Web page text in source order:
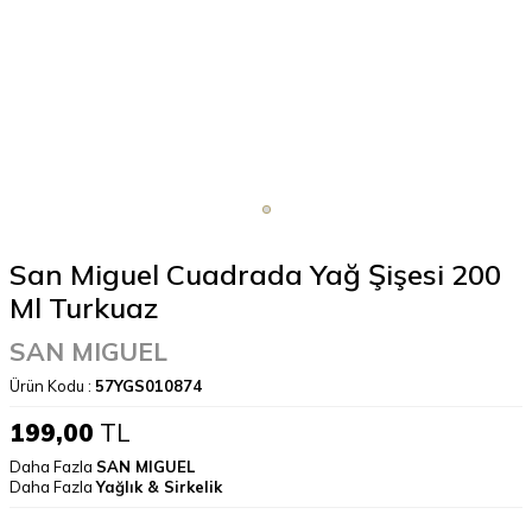
San Miguel Cuadrada Yağ Şişesi 200
Ml Turkuaz
SAN MIGUEL
Ürün Kodu : 57YGS010874
199,00 TL
Daha Fazla SAN MIGUEL
Daha FazlaYağlık & Sirkelik